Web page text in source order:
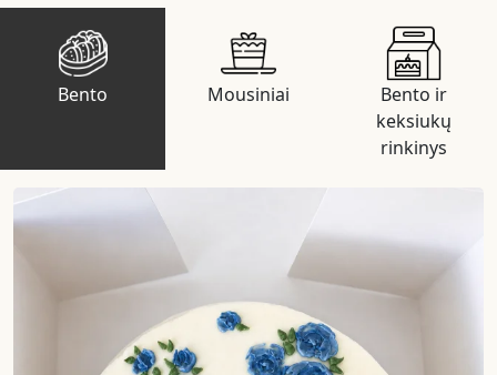
Bento Mousiniai
Bento ir
keksiukų
rinkinys